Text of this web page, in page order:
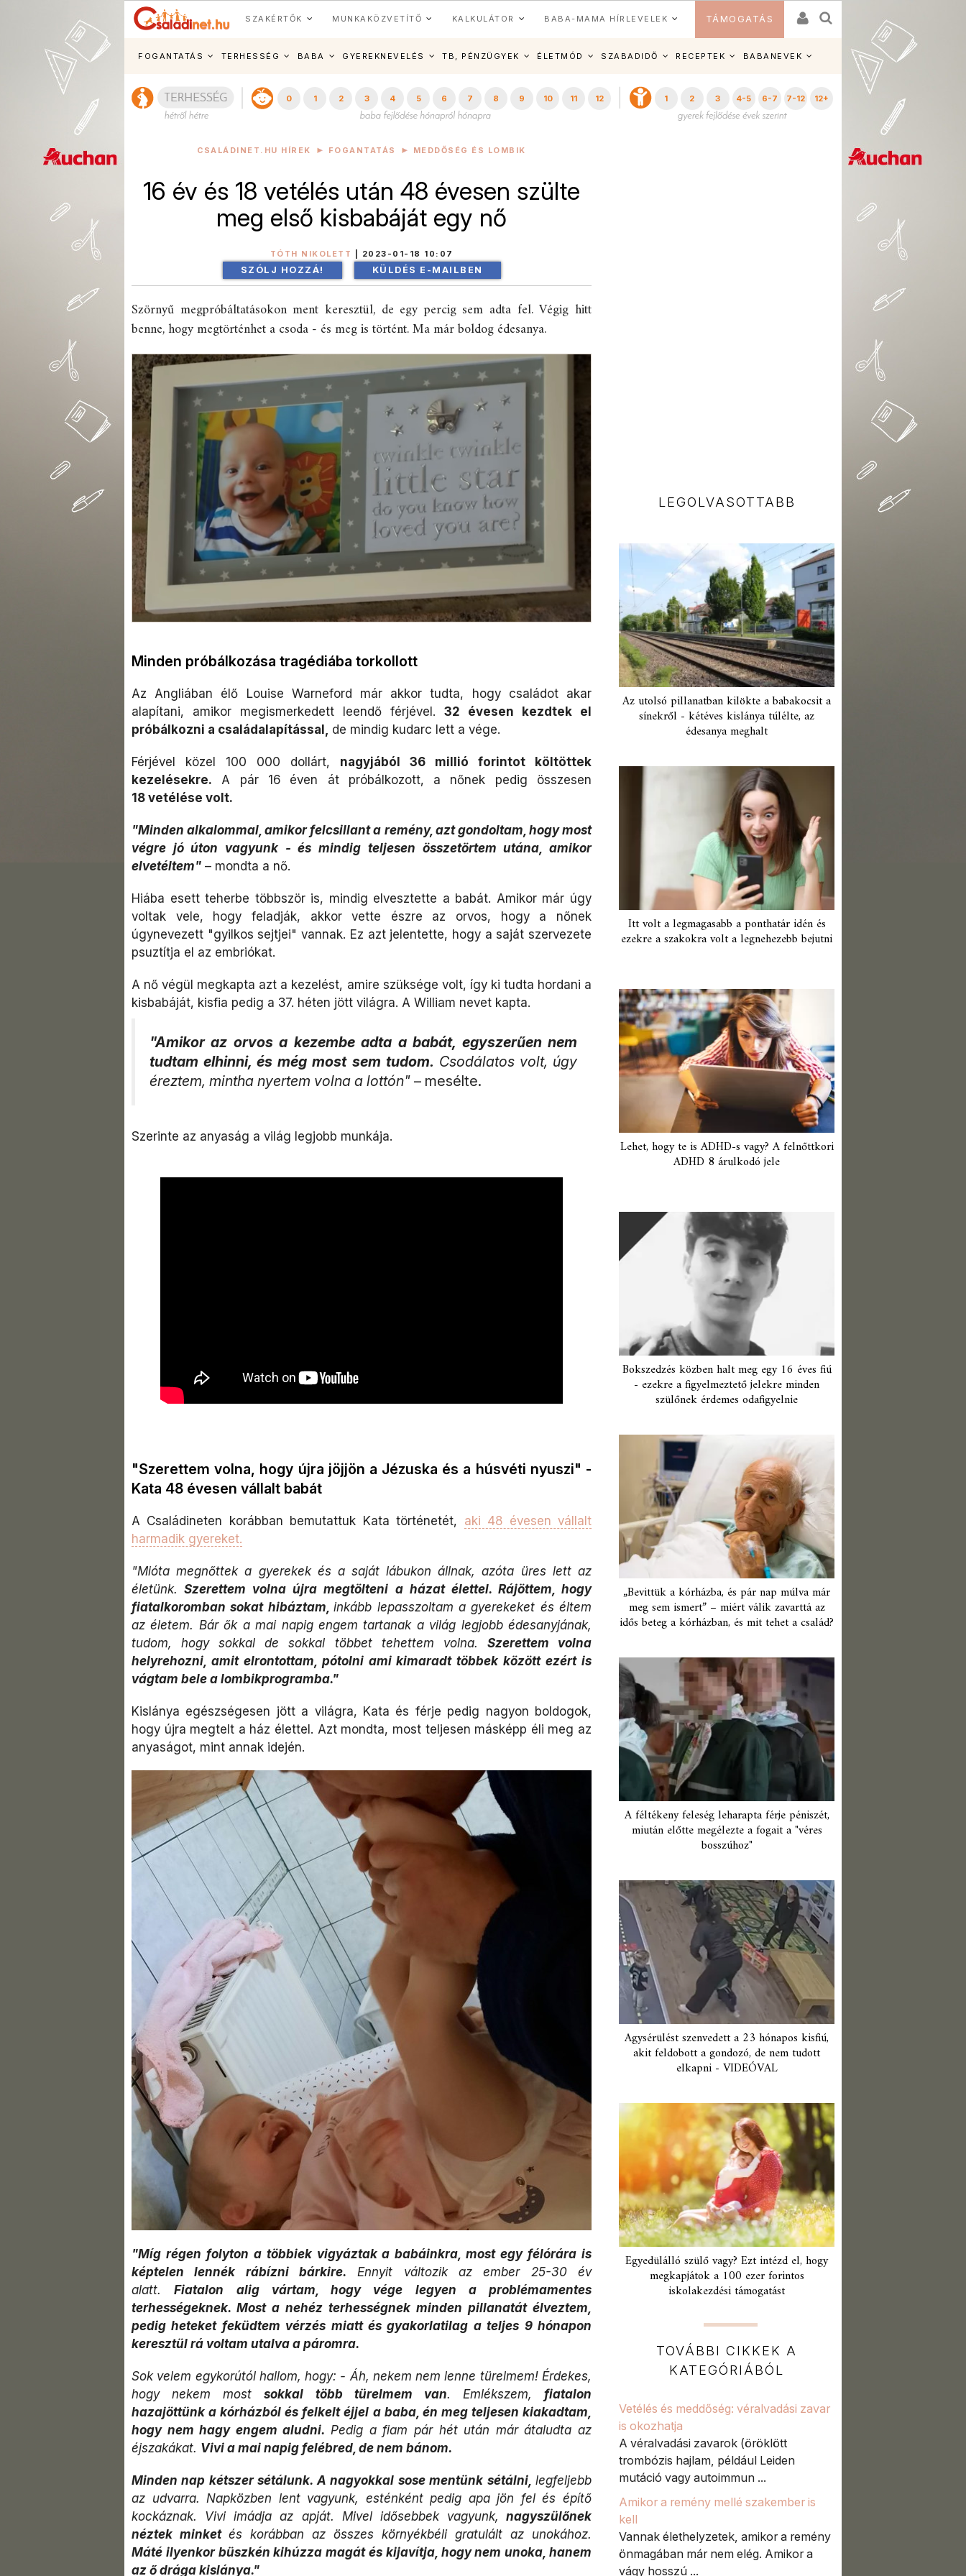
SZAKÉRTŐK MUNKAKÖZVETÍTŐ KALKULÁTOR BABA-MAMA HÍRLEVELEK TÁMOGATÁS
FOGANTATÁS TERHESSÉG BABA GYEREKNEVELÉS TB, PÉNZÜGYEK ÉLETMÓD SZABADIDŐ RECEPTEK BABANEVEK
0 1 2 3 4 5 6 7 8 9 10 11 12 1 2 3 4-5 6-7 7-12 12+
CSALÁDINET.HU HÍREK FOGANTATÁS MEDDŐSÉG ÉS LOMBIK
16 év és 18 vetélés után 48 évesen szülte
meg első kisbabáját egy nő
TÓTH NIKOLETT 2023-01-18 10:07
SZÓLJ HOZZÁ! KÜLDÉS E-MAILBEN
Szörnyű megpróbáltatásokon ment keresztül, de egy percig sem adta fel. Végig hitt
benne, hogy megtörténhet a csoda - és meg is történt. Ma már boldog édesanya.
Minden próbálkozása tragédiába torkollott
Az Angliában élő Louise Warneford már akkor tudta, hogy családot akar
alapítani, amikor megismerkedett leendő férjével. 32 évesen kezdtek el
próbálkozni a családalapítással, de mindig kudarc lett a vége.
Férjével közel 100 000 dollárt, nagyjából 36 millió forintot költöttek
kezelésekre. A pár 16 éven át próbálkozott, a nőnek pedig összesen
18 vetélése volt.
"Minden alkalommal, amikor felcsillant a remény, azt gondoltam, hogy most
végre jó úton vagyunk - és mindig teljesen összetörtem utána, amikor
elvetéltem" – mondta a nő.
Hiába esett teherbe többször is, mindig elvesztette a babát. Amikor már úgy
voltak vele, hogy feladják, akkor vette észre az orvos, hogy a nőnek
úgynevezett "gyilkos sejtjei" vannak. Ez azt jelentette, hogy a saját szervezete
psuztítja el az embriókat.
A nő végül megkapta azt a kezelést, amire szüksége volt, így ki tudta hordani a
kisbabáját, kisfia pedig a 37. héten jött világra. A William nevet kapta.
"Amikor az orvos a kezembe adta a babát, egyszerűen nem
tudtam elhinni, és még most sem tudom. Csodálatos volt, úgy
éreztem, mintha nyertem volna a lottón" – mesélte.
Szerinte az anyaság a világ legjobb munkája.
"Szerettem volna, hogy újra jöjjön a Jézuska és a húsvéti nyuszi" -
Kata 48 évesen vállalt babát
A Családineten korábban bemutattuk Kata történetét, aki 48 évesen vállalt
harmadik gyereket.
"Mióta megnőttek a gyerekek és a saját lábukon állnak, azóta üres lett az
életünk. Szerettem volna újra megtölteni a házat élettel. Rájöttem, hogy
fiatalkoromban sokat hibáztam,inkább lepasszoltam a gyerekeket és éltem
az életem. Bár ők a mai napig engem tartanak a világ legjobb édesanyjának,
tudom, hogy sokkal de sokkal többet tehettem volna. Szerettem volna
helyrehozni, amit elrontottam, pótolni ami kimaradt többek között ezért is
vágtam bele a lombikprogramba."
Kislánya egészségesen jött a világra, Kata és férje pedig nagyon boldogok,
hogy újra megtelt a ház élettel. Azt mondta, most teljesen másképp éli meg az
anyaságot, mint annak idején.
"Míg régen folyton a többiek vigyáztak a babáinkra, most egy félórára is
képtelen lennék rábízni bárkire. Ennyit változik az ember 25-30 év
alatt.Fiatalon alig vártam, hogy vége legyen a problémamentes
terhességeknek. Most a nehéz terhességnek minden pillanatát élveztem,
pedig heteket feküdtem vérzés miatt és gyakorlatilag a teljes 9 hónapon
keresztül rá voltam utalva a páromra.
Sok velem egykorútól hallom, hogy: - Áh, nekem nem lenne türelmem! Érdekes,
hogy nekem mostsokkal több türelmem van. Emlékszem, fiatalon
hazajöttünk a kórházból és felkelt éjjel a baba, én meg teljesen kiakadtam,
hogy nem hagy engem aludni.Pedig a fiam pár hét után már átaludta az
éjszakákat. Vivi a mai napig felébred, de nem bánom.
Minden nap kétszer sétálunk. A nagyokkal sose mentünk sétálni, legfeljebb
az udvarra. Napközben lent vagyunk, esténként pedig apa jön fel és építő
kockáznak. Vivi imádja az apját. Mivel idősebbek vagyunk, nagyszülőnek
néztek minket és korábban az összes környékbéli gratulált az unokához.
Máté ilyenkor büszkén kihúzza magát és kijavítja, hogy nem unoka, hanem
az ő drága kislánya."
LEGOLVASOTTABB
Az utolsó pillanatban kilökte a babakocsit a
sínekről - kétéves kislánya túlélte, az
édesanya meghalt
Itt volt a legmagasabb a ponthatár idén és
ezekre a szakokra volt a legnehezebb bejutni
Lehet, hogy te is ADHD-s vagy? A felnőttkori
ADHD 8 árulkodó jele
Bokszedzés közben halt meg egy 16 éves fiú
- ezekre a figyelmeztető jelekre minden
szülőnek érdemes odafigyelnie
„Bevittük a kórházba, és pár nap múlva már
meg sem ismert” – miért válik zavarttá az
idős beteg a kórházban, és mit tehet a család?
A féltékeny feleség leharapta férje péniszét,
miután előtte megélezte a fogait a "véres
bosszúhoz"
Agysérülést szenvedett a 23 hónapos kisfiú,
akit feldobott a gondozó, de nem tudott
elkapni - VIDEÓVAL
Egyedülálló szülő vagy? Ezt intézd el, hogy
megkapjátok a 100 ezer forintos
iskolakezdési támogatást
TOVÁBBI CIKKEK A
KATEGÓRIÁBÓL
Vetélés és meddőség: véralvadási zavar
is okozhatja
A véralvadási zavarok (öröklött
trombózis hajlam, például Leiden
mutáció vagy autoimmun ...
Amikor a remény mellé szakember is
kell
Vannak élethelyzetek, amikor a remény
önmagában már nem elég. Amikor a
vágy hosszú ...